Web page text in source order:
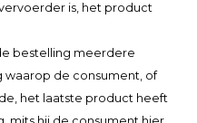
is, het product
bestelling meerdere
de consument, of
het laatste product heeft